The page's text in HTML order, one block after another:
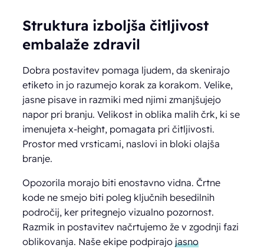
Struktura izboljša čitljivost
embalaže zdravil
Dobra postavitev pomaga ljudem, da skenirajo
etiketo in jo razumejo korak za korakom. Velike,
jasne pisave in razmiki med njimi zmanjšujejo
napor pri branju. Velikost in oblika malih črk, ki se
imenujeta x-height, pomagata pri čitljivosti.
Prostor med vrsticami, naslovi in bloki olajša
branje.
Opozorila morajo biti enostavno vidna. Črtne
kode ne smejo biti poleg ključnih besedilnih
področij, ker pritegnejo vizualno pozornost.
Razmik in postavitev načrtujemo že v zgodnji fazi
oblikovanja. Naše ekipe podpirajojasno